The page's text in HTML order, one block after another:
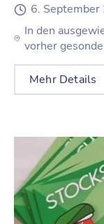
6. September
In den
vorher
Mehr Details